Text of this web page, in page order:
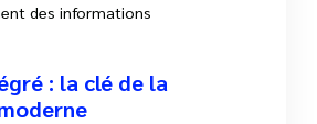
des informations
: la clé de la